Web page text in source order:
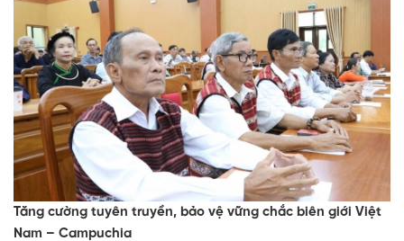
Tăng cường tuyên truyền, bảo vệ vững chắc biên giới Việt
Nam – Campuchia